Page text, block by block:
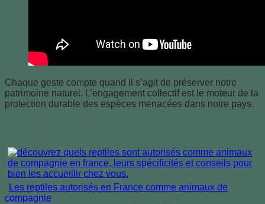
Chaque geste compte quand il s’agit de préserver notre
patrimoine naturel. L’engagement collectif est le moteur de la
protection durable des espèces menacées dans notre pays.
Les reptiles autorisés en France comme animaux de
compagnie